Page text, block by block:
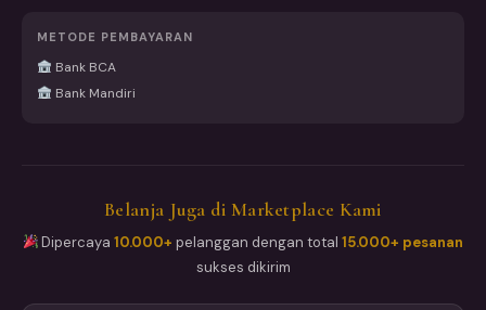
METODE PEMBAYARAN
Bank BCA
Bank Mandiri
Belanja Juga di Marketplace Kami
Dipercaya10.000+ pelanggan dengan total15.000+ pesanan
sukses dikirim